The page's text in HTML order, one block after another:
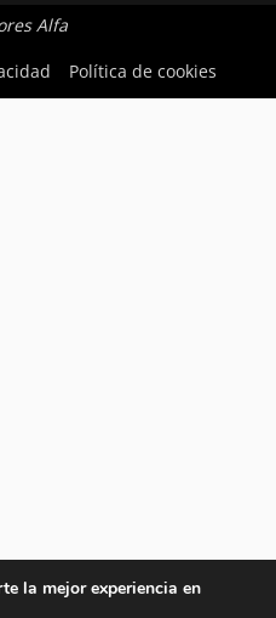
Alfa
Política de cookies
la mejor experiencia en